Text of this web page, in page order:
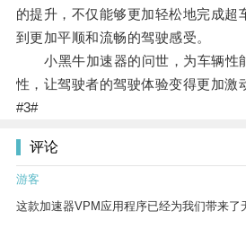
的提升，不仅能够更加轻松地完成超
到更加平顺和流畅的驾驶感受。
小黑牛加速器的问世，为车辆性
性，让驾驶者的驾驶体验变得更加激
#3#
评论
游客
这款加速器VPM应用程序已经为我们带来了